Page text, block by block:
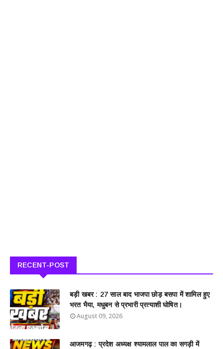
RECENT-POST
बड़ी खबर : 27 साल बाद भाजपा छोड़ बसपा में शामिल हुए
भरत भैया, मधुबन से प्रभारी प्रत्याशी घोषित।
August 09, 2026
आजमगढ़ : प्रदेश अध्यक्ष श्यामलाल पाल का सगड़ी में